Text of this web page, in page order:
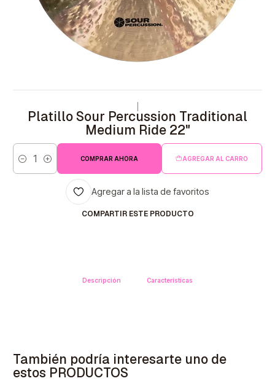
Platillo Sour Percussion Traditional
Medium Ride 22"
Cantidad
AGREGAR AL CARRO
COMPRAR AHORA
Agregar a la lista de favoritos
COMPARTIR ESTE PRODUCTO
Descripción Características
También podría interesarte uno de
estos PRODUCTOS